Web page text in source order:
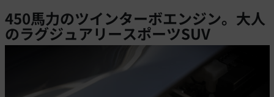
450馬力のツインターボエンジン。 大人
のラグジュアリースポーツSUV